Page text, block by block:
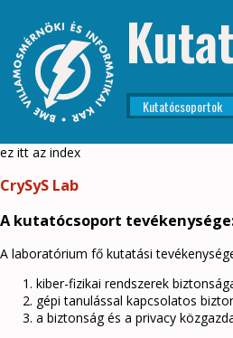
Kutatócsoportok
ez itt az index
CrySyS Lab
A kutatócsoport
A laboratórium fő kutatási
kiber-fizikai rendszerek
gépi tanulással kapcsolatos
a biztonság és a privacy